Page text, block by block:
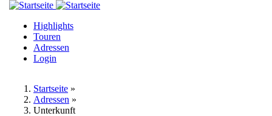
Direkt
Highlights
Touren
Adressen
Login
Startseite »
Adressen »
Unterkunft